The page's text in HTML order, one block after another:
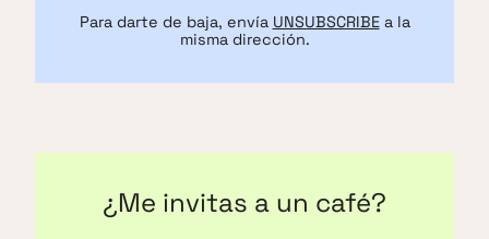
Para darte de baja, envía UNSUBSCRIBEa la
misma dirección.
¿Me invitas a un café?